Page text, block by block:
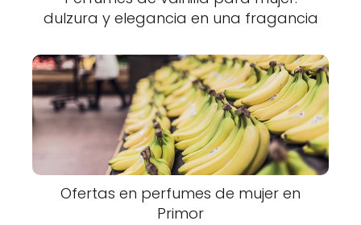
dulzura y elegancia en una fragancia
Ofertas en perfumes de mujer en
Primor